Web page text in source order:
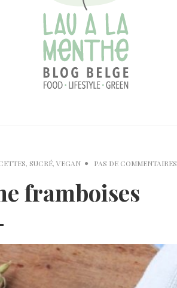
, SUCRÉ, VEGAN PAS DE COMMENTAIRES
framboises